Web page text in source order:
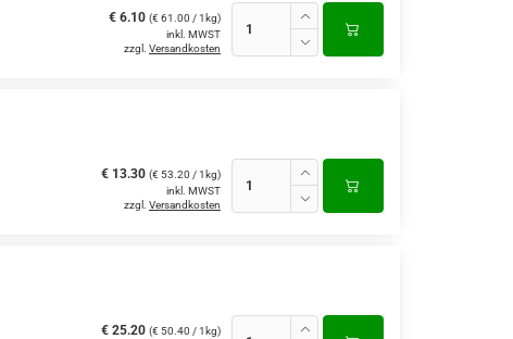
€ 6.10 (€ 61.00 / 1kg)
inkl. MWST
zzgl. Versandkosten
€ 13.30 (€ 53.20 / 1kg)
inkl. MWST
zzgl. Versandkosten
€ 25.20 (€ 50.40 / 1kg)